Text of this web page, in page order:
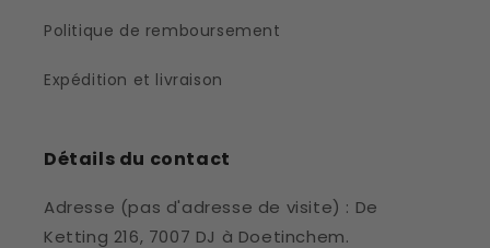
Politique de remboursement
Expédition et livraison
Détails du contact
Adresse (pas d'adresse de visite) : De
Ketting 216, 7007 DJ à Doetinchem.